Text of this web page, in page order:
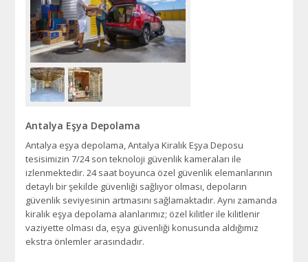
Antalya Eşya Depolama
Antalya eşya depolama, Antalya Kiralık Eşya Deposu
tesisimizin 7/24 son teknoloji güvenlik kameraları ile
izlenmektedir. 24 saat boyunca özel güvenlik elemanlarının
detaylı bir şekilde güvenliği sağlıyor olması, depoların
güvenlik seviyesinin artmasını sağlamaktadır. Aynı zamanda
kiralık eşya depolama alanlarımız; özel kilitler ile kilitlenir
vaziyette olması da, eşya güvenliği konusunda aldığımız
ekstra önlemler arasındadır.